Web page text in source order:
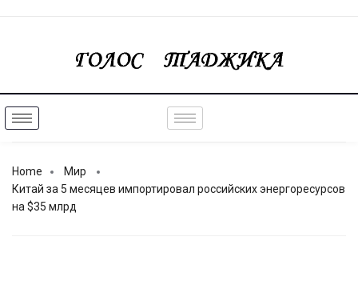
Home
Мир
Китай за 5 месяцев импортировал российских энергоресурсов
на $35 млрд